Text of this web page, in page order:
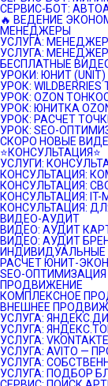
СЕРВИС-БОТ:
🔥 ВЕДЕНИЕ
МЕНЕДЖЕРЫ
УСЛУГА:
УСЛУГА:
БЕСПЛАТНЫЕ
УРОКИ: ЮНИТ
УРОК:
УРОК: OZON
УРОК: ЮНИТКА
УРОК: РАСЧЕТ
УРОК: SEO-
СКОРО НОВЫЕ
⭐️КОНСУЛЬТАЦИЯ⭐️
УСЛУГИ:
КОНСУЛЬТАЦИЯ:
КОНСУЛЬТАЦИЯ:
КОНСУЛЬТАЦИЯ:
КОНСУЛЬТАЦИЯ:
ВИДЕО-АУДИТ
ВИДЕО: АУДИТ
ВИДЕО: АУДИТ
ИНДИВИДУАЛЬНЫЕ
РАСЧЕТ ЮНИТ-
SEO-
ПРОДВИЖЕНИЕ
КОМПЛЕКСНОЕ
ВНЕШНЕЕ
УСЛУГА:
УСЛУГА:
УСЛУГА:
УСЛУГА: AVITO —
УСЛУГА:
УСЛУГА: ПОДБОР